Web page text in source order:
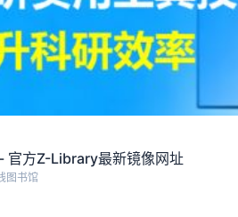
官方Z-Library最新镜像网址
图书馆